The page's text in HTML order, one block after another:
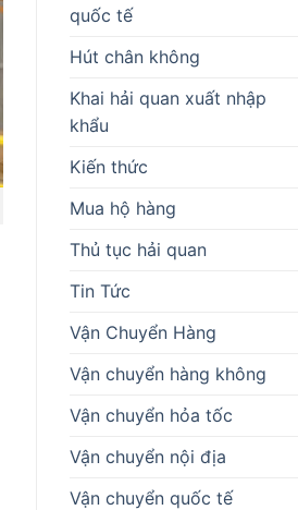
quốc tế
Hút chân không
Khai hải quan xuất nhập
khẩu
Kiến thức
Mua hộ hàng
Thủ tục hải quan
Tin Tức
Vận Chuyển Hàng
Vận chuyển hàng không
Vận chuyển hỏa tốc
Vận chuyển nội địa
Vận chuyển quốc tế